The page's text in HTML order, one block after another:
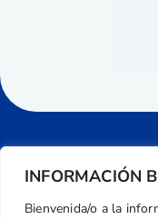
INFORMACIÓN
Bienvenida/o a la